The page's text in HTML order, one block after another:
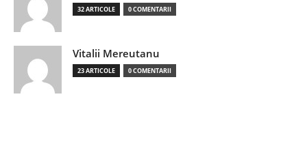
32 ARTICOLE 0 COMENTARII
Vitalii Mereutanu
23 ARTICOLE 0 COMENTARII